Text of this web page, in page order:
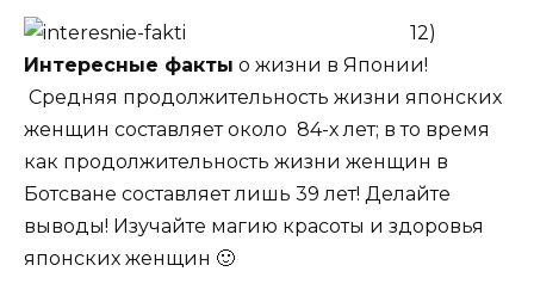
12)
Интересные факты о жизни в Японии!
Средняя продолжительность жизни японских
женщин составляет около 84-х лет; в то время
как продолжительность жизни женщин в
Ботсване составляет лишь 39 лет! Делайте
выводы! Изучайте магию красоты и здоровья
японских женщин 🙂